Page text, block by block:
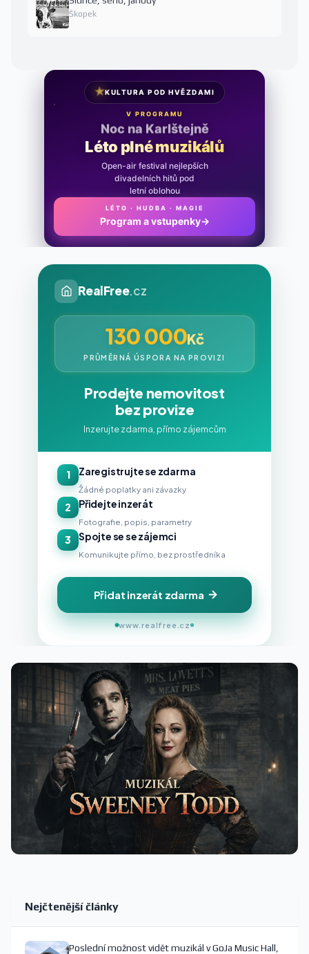
Škopek
★KULTURA POD HVĚZDAMI
V PROGRAMU
Noc na Karlštejně
Léto plné muzikálů
Open-air festival nejlepších
divadelních hitů pod
letní oblohou
LÉTO · HUDBA · MAGIE
Program a vstupenky →
RealFree.cz
130 000Kč
PRŮMĚRNÁ ÚSPORA NA PROVIZI
Prodejte nemovitost
bez provize
Inzerujte zdarma, přímo zájemcům
1 Zaregistrujte se zdarma
Žádné poplatky ani závazky
2 Přidejte inzerát
Fotografie, popis, parametry
3 Spojte se se zájemci
Komunikujte přímo, bez prostředníka
Přidat inzerát zdarma
www.realfree.cz
Nejčtenější články
Poslední možnost vidět muzikál v GoJa Music Hall,